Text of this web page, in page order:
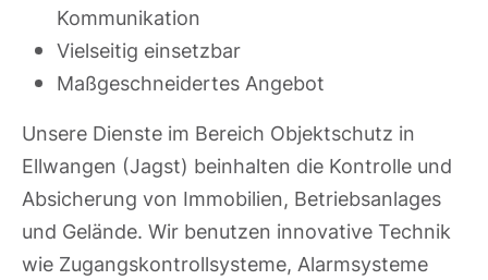
Kommunikation
Vielseitig einsetzbar
Maßgeschneidertes Angebot
Unsere Dienste im Bereich Objektschutz in
Ellwangen (Jagst) beinhalten die Kontrolle und
Absicherung von Immobilien, Betriebsanlages
und Gelände. Wir benutzen innovative Technik
wie Zugangskontrollsysteme, Alarmsysteme